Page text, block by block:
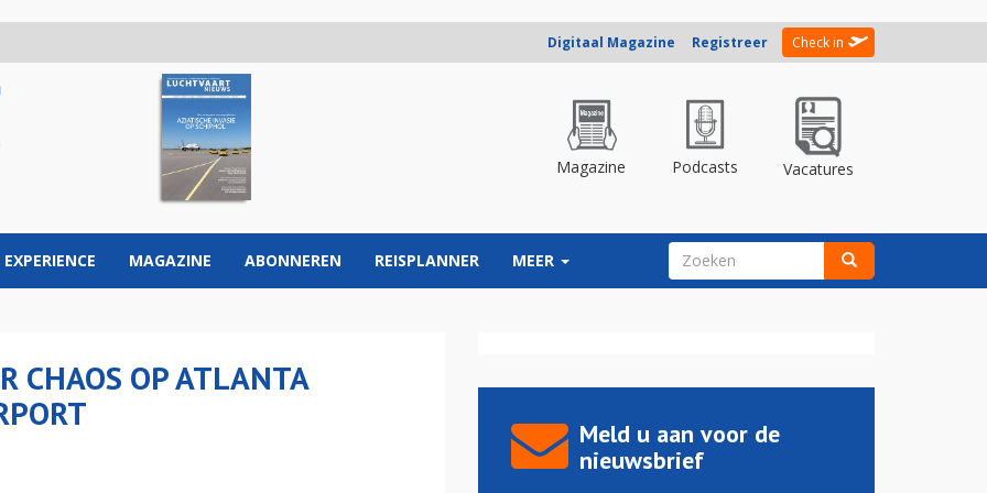
Digitaal Magazine Registreer Check in
Magazine Podcasts Vacatures
EXPERIENCE MAGAZINE ABONNEREN REISPLANNER MEER ZOEKVELD
CHAOS OP ATLANTA
Meld u aan voor de
nieuwsbrief